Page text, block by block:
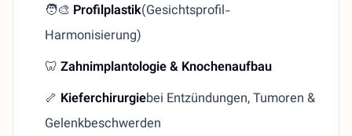
🧑‍🎨 Profilplastik(Gesichtsprofil-
Harmonisierung)
🦷Zahnimplantologie & Knochenaufbau
🦴 Kieferchirurgiebei Entzündungen, Tumoren &
Gelenkbeschwerden